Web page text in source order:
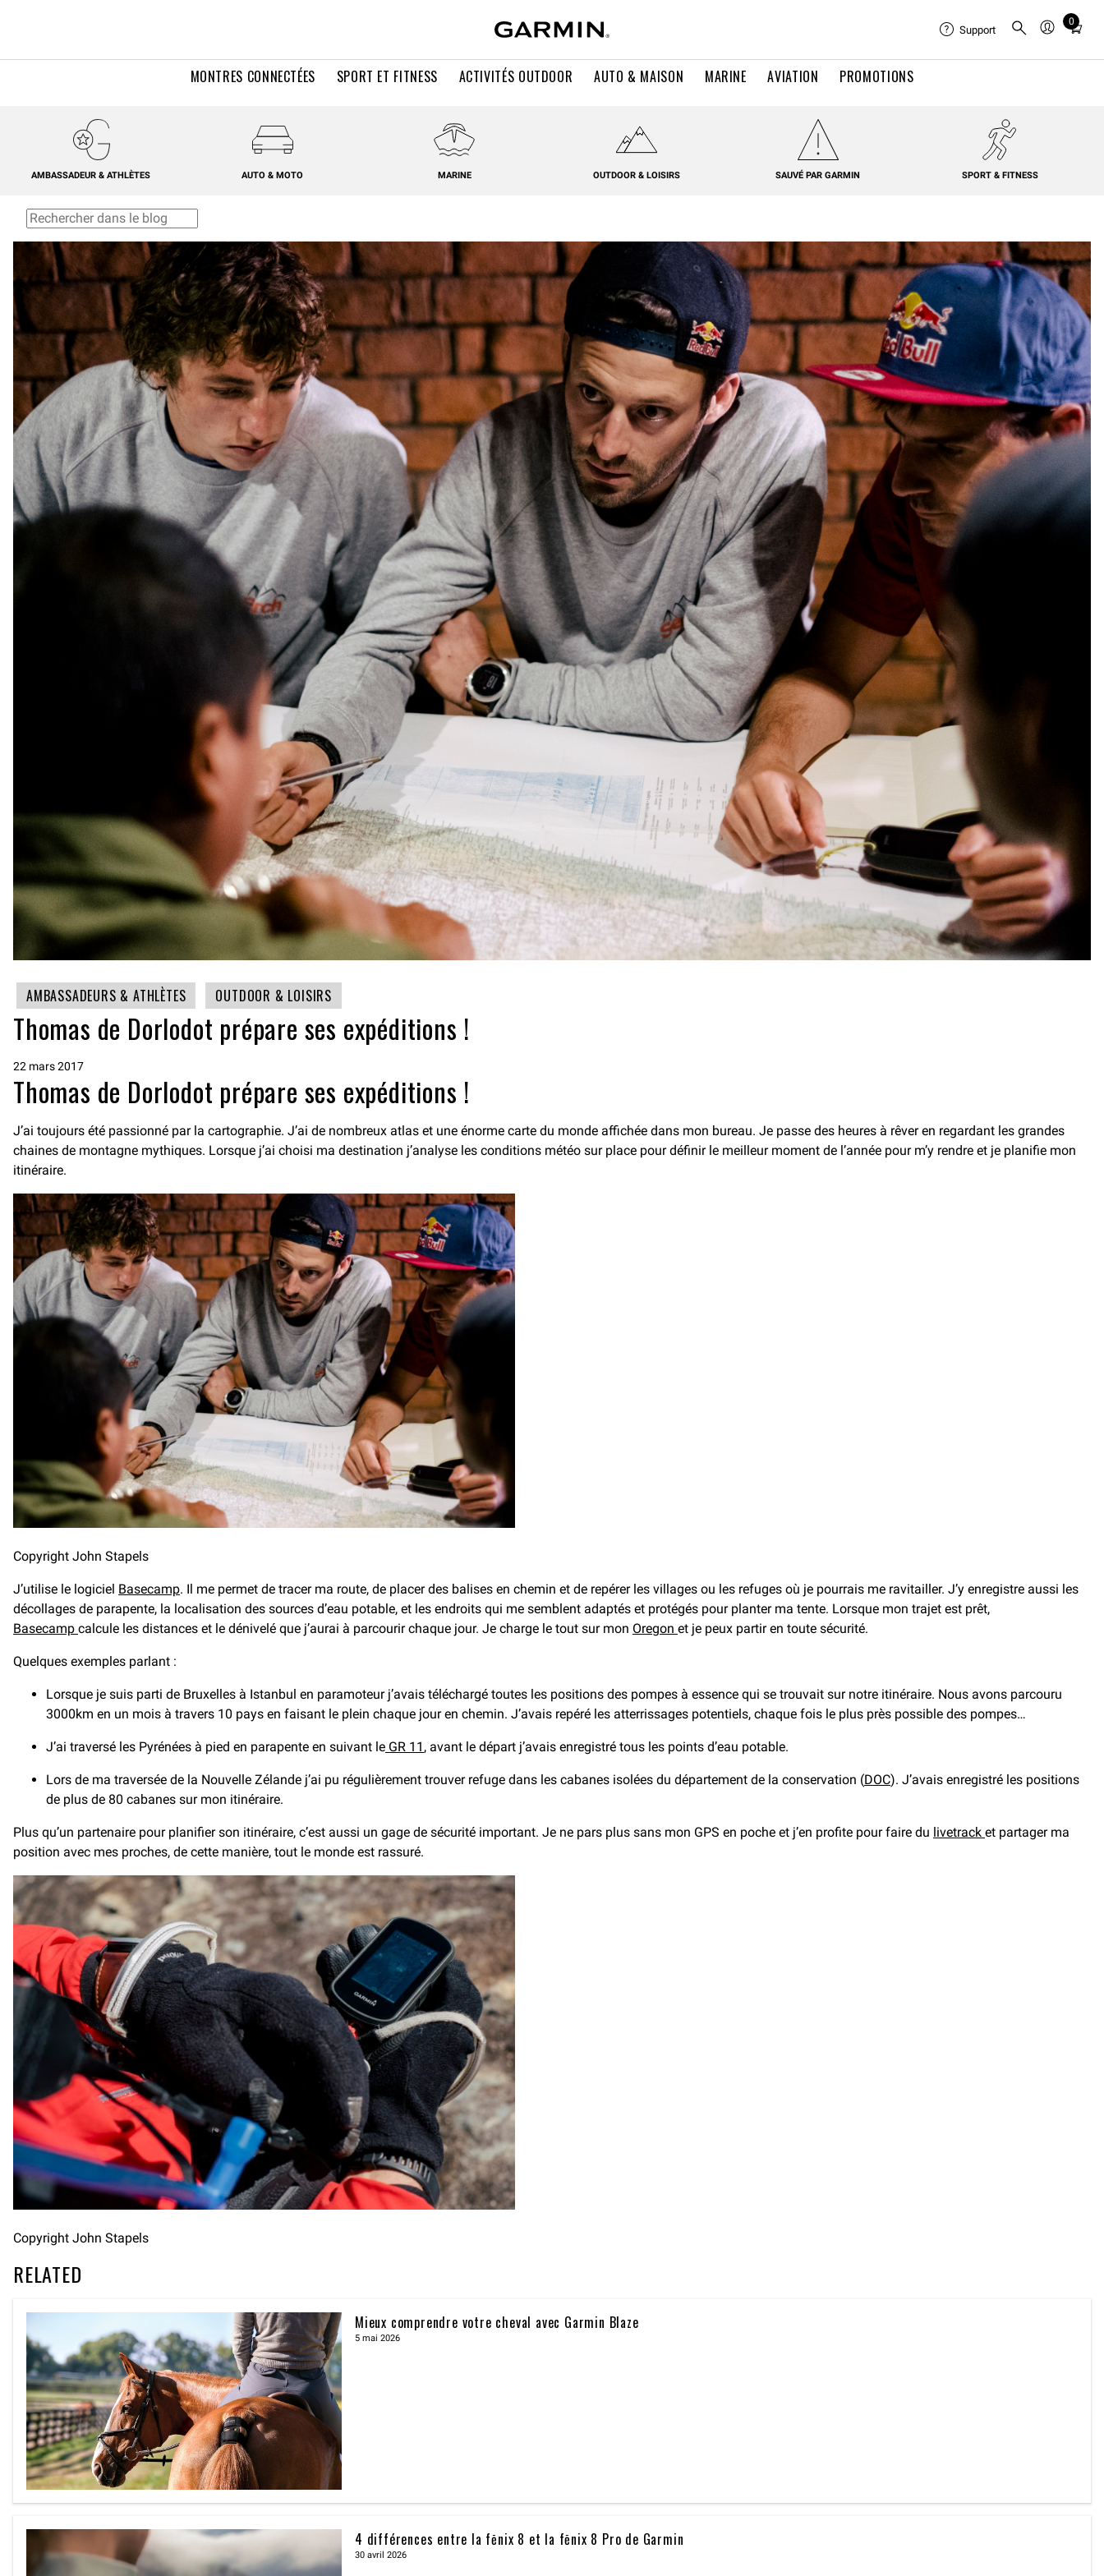
MONTRES CONNECTÉES SPORT ET FITNESS ACTIVITÉS OUTDOOR AUTO & MAISON MARINE AVIATION PROMOTIONS
Support
0
Total
in
AMBASSADEUR & ATHLÈTES AUTO & MOTO MARINE OUTDOOR & LOISIRS SAUVÉ PAR GARMIN SPORT & FITNESS
AMBASSADEURS & ATHLÈTES OUTDOOR & LOISIRS
Thomas de Dorlodot prépare ses expéditions !
22 mars 2017
Thomas de Dorlodot prépare ses expéditions !
J’ai toujours été passionné par la cartographie. J’ai de nombreux atlas et une énorme carte du monde affichée dans mon bureau. Je passe des heures à rêver en regardant les grandes
chaines de montagne mythiques. Lorsque j’ai choisi ma destination j’analyse les conditions météo sur place pour définir le meilleur moment de l’année pour m’y rendre et je planifie mon
itinéraire.
Copyright John Stapels
J’utilise le logiciel Basecamp. Il me permet de tracer ma route, de placer des balises en chemin et de repérer les villages ou les refuges où je pourrais me ravitailler. J’y enregistre aussi les
décollages de parapente, la localisation des sources d’eau potable, et les endroits qui me semblent adaptés et protégés pour planter ma tente. Lorsque mon trajet est prêt,
Basecamp calcule les distances et le dénivelé que j’aurai à parcourir chaque jour. Je charge le tout sur mon Oregon et je peux partir en toute sécurité.
Quelques exemples parlant :
Lorsque je suis parti de Bruxelles à Istanbul en paramoteur j’avais téléchargé toutes les positions des pompes à essence qui se trouvait sur notre itinéraire. Nous avons parcouru
3000km en un mois à travers 10 pays en faisant le plein chaque jour en chemin. J’avais repéré les atterrissages potentiels, chaque fois le plus près possible des pompes…
J’ai traversé les Pyrénées à pied en parapente en suivant le GR 11 , avant le départ j’avais enregistré tous les points d’eau potable.
Lors de ma traversée de la Nouvelle Zélande j’ai pu régulièrement trouver refuge dans les cabanes isolées du département de la conservation (DOC). J’avais enregistré les positions
de plus de 80 cabanes sur mon itinéraire.
Plus qu’un partenaire pour planifier son itinéraire, c’est aussi un gage de sécurité important. Je ne pars plus sans mon GPS en poche et j’en profite pour faire du livetrack et partager ma
position avec mes proches, de cette manière, tout le monde est rassuré.
Copyright John Stapels
RELATED
Mieux comprendre votre cheval avec Garmin Blaze
5 mai 2026
4 différences entre la fēnix 8 et la fēnix 8 Pro de Garmin
30 avril 2026